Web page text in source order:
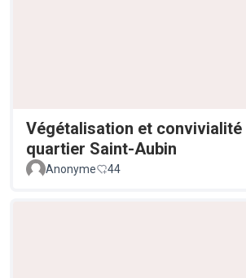
Végétalisation et convivialité
quartier Saint-Aubin
Anonyme 44